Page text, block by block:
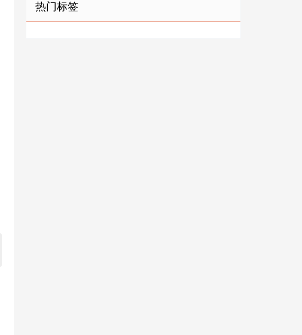
热门标签